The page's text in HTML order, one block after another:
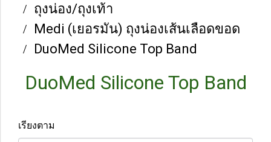
ถุงน่อง/ถุงเท้า
Medi (เยอรมัน) ถุงน่องเส้นเลือดขอด
DuoMed Silicone Top Band
DuoMed Silicone Top Band
เรียงตาม